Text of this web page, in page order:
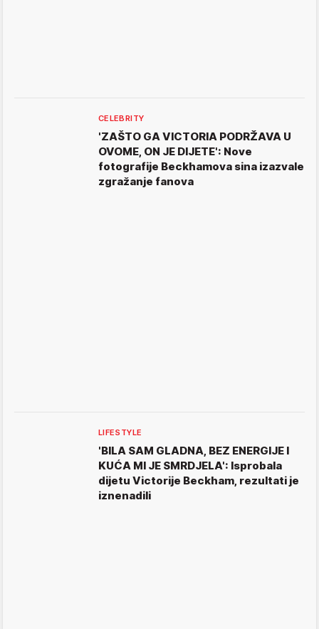
CELEBRITY
'ZAŠTO GA VICTORIA PODRŽAVA U
OVOME, ON JE DIJETE': Nove
fotografije Beckhamova sina izazvale
zgražanje fanova
LIFESTYLE
'BILA SAM GLADNA, BEZ ENERGIJE I
KUĆA MI JE SMRDJELA': Isprobala
dijetu Victorije Beckham, rezultati je
iznenadili